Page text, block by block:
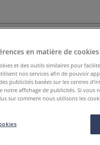
en matière de cookies
et des outils similaires pour
nos services afin de pouvoir
publicités basées sur les centres
notre affichage de publicités. Si vous
sur comment nous utilisons les